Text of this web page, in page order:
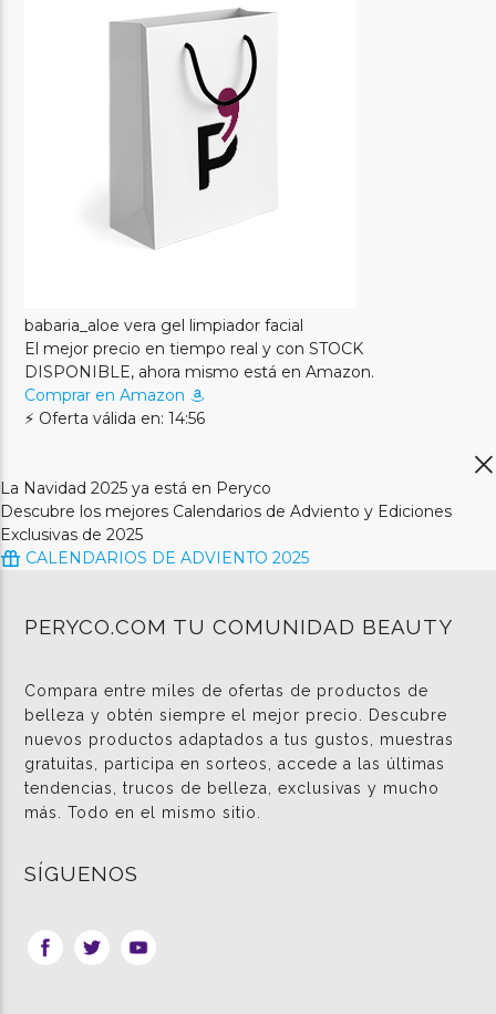
babaria_aloe vera gel limpiador facial
El mejor precio en tiempo real y con STOCK
DISPONIBLE, ahora mismo está en Amazon.
Comprar en Amazon
⚡ Oferta válida en: 14:56
La Navidad 2025 ya está en Peryco
Descubre los mejores Calendarios de Adviento y Ediciones
Exclusivas de 2025
CALENDARIOS DE ADVIENTO 2025
PERYCO.COM TU COMUNIDAD BEAUTY
Compara entre miles de ofertas de productos de
belleza y obtén siempre el mejor precio. Descubre
nuevos productos adaptados a tus gustos, muestras
gratuitas, participa en sorteos, accede a las últimas
tendencias, trucos de belleza, exclusivas y mucho
más. Todo en el mismo sitio.
SÍGUENOS